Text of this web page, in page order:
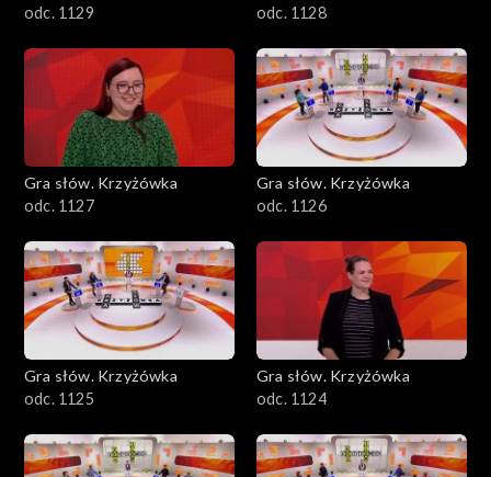
odc. 1129
odc. 1128
Gra słów. Krzyżówka
odc. 1127
Gra słów. Krzyżówka
odc. 1126
Gra słów. Krzyżówka
odc. 1125
Gra słów. Krzyżówka
odc. 1124